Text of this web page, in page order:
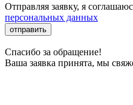
Отправляя заявку, я
персональных данных
отправить
Спасибо за обращение!
Ваша заявка принята, мы